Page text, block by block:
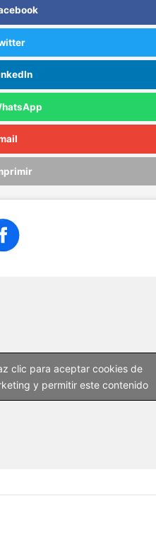
clic para aceptar cookies de
y permitir este contenido